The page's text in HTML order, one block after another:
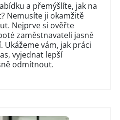
a přemýšlíte, jak na
Nemusíte ji okamžitě
Nejprve si ověřte
zaměstnavateli jasně
vám, jak práci
vyjednat lepší
odmítnout.